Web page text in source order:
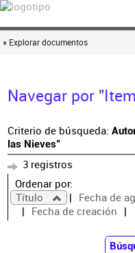
» Explorar documentos
Navegar por
Criterio de búsqueda:
las Nieves"
3 registros
Ordenar por:
Título
Fecha de
Fecha de creación